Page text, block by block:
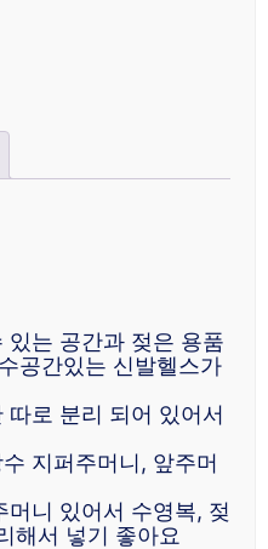
있는 공간과 젖은 용품
공간있는 신발헬스가
따로 분리 되어 있어서
지퍼주머니, 앞주머
머니 있어서 수영복, 젖
해서 넣기 좋아요